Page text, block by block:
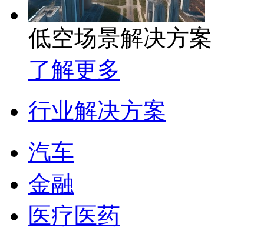
低空场景解决方案
了解更多
行业解决方案
汽车
金融
医疗医药